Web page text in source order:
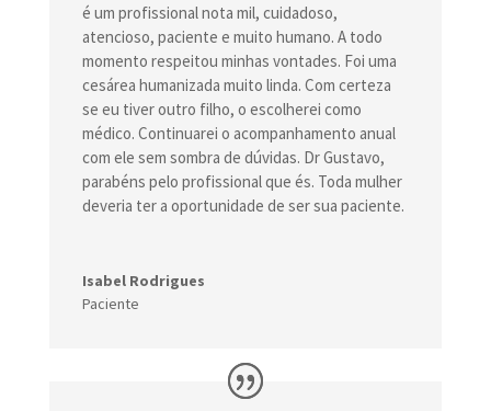
é um profissional nota mil, cuidadoso,
atencioso, paciente e muito humano. A todo
momento respeitou minhas vontades. Foi uma
cesárea humanizada muito linda. Com certeza
se eu tiver outro filho, o escolherei como
médico. Continuarei o acompanhamento anual
com ele sem sombra de dúvidas. Dr Gustavo,
parabéns pelo profissional que és. Toda mulher
deveria ter a oportunidade de ser sua paciente.
Isabel Rodrigues
Paciente